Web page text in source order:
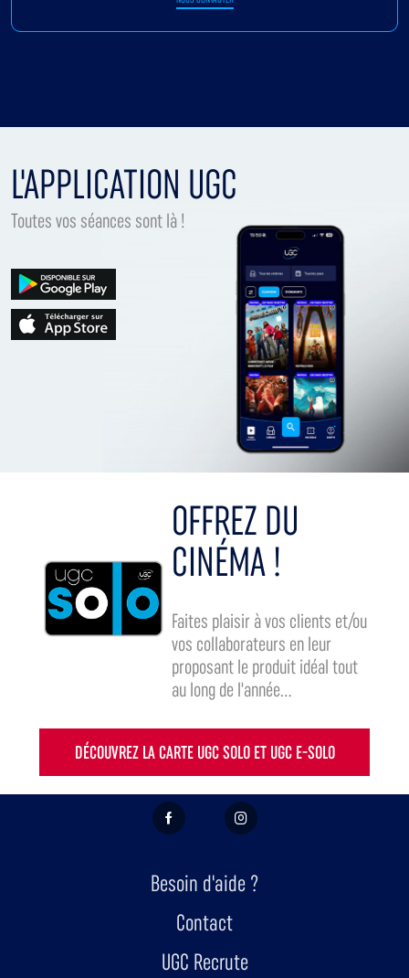
L'APPLICATION UGC
Toutes vos séances sont là !
OFFREZ DU
CINÉMA !
Faites plaisir à vos clients et/ou
vos collaborateurs en leur
proposant le produit idéal tout
au long de l'année...
DÉCOUVREZ LA CARTE UGC SOLO ET UGC E-SOLO
FACEBOOK INSTAGRAM
Besoin d'aide ?
Contact
UGC Recrute